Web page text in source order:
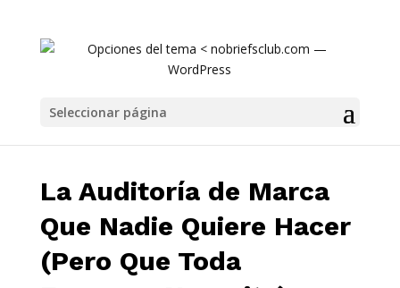
Seleccionar página
La Auditoría de Marca
Que Nadie Quiere Hacer
(Pero Que Toda